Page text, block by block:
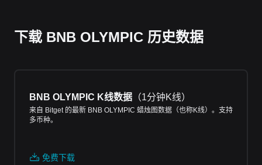
下载 BNB OLYMPIC 历史数据
BNB OLYMPIC K线数据 （1分钟K线）
来自 Bitget 的最新 BNB OLYMPIC 蜡烛图数据（也称K线）。支持
多币种。
免费下载